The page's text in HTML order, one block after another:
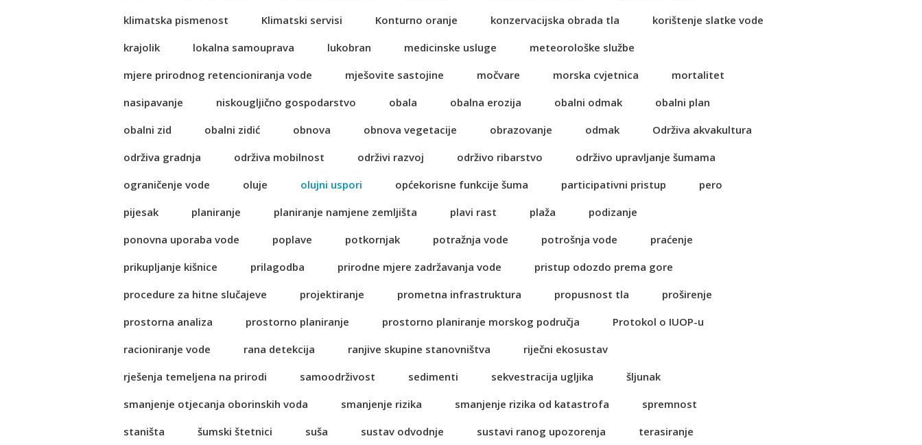
klimatska pismenost
Klimatski servisi Konturno oranje konzervacijska obrada tla
korištenje slatke vode
krajolik
lokalna samouprava lukobran medicinske usluge
meteorološke službe
mjere prirodnog retencioniranja vode
mješovite sastojine močvare morska cvjetnica
mortalitet
nasipavanje
niskougljično gospodarstvo obala obalna erozija obalni odmak
obalni plan
obalni zid
obalni zidić obnova obnova vegetacije obrazovanje odmak
Održiva akvakultura
održiva gradnja
održiva mobilnost održivi razvoj održivo ribarstvo
održivo upravljanje šumama
ograničenje vode
oluje olujni uspori općekorisne funkcije šuma participativni pristup
pero
pijesak
planiranje planiranje namjene zemljišta plavi rast plaža
podizanje
ponovna uporaba vode
poplave potkornjak potražnja vode potrošnja vode
praćenje
prikupljanje kišnice
prilagodba prirodne mjere zadržavanja vode
pristup odozdo prema gore
procedure za hitne slučajeve
projektiranje prometna infrastruktura propusnost tla
proširenje
prostorna analiza
prostorno planiranje prostorno planiranje morskog područja
Protokol o IUOP-u
racioniranje vode
rana detekcija ranjive skupine stanovništva
riječni ekosustav
rješenja temeljena na prirodi
samoodrživost sedimenti sekvestracija ugljika
šljunak
smanjenje otjecanja oborinskih voda
smanjenje rizika smanjenje rizika od katastrofa
spremnost
staništa
šumski štetnici suša sustav odvodnje sustavi ranog upozorenja
terasiranje